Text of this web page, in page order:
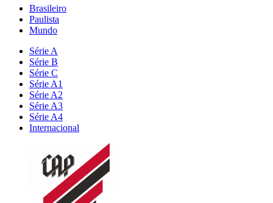
Brasileiro
Paulista
Mundo
Série A
Série B
Série C
Série A1
Série A2
Série A3
Série A4
Internacional